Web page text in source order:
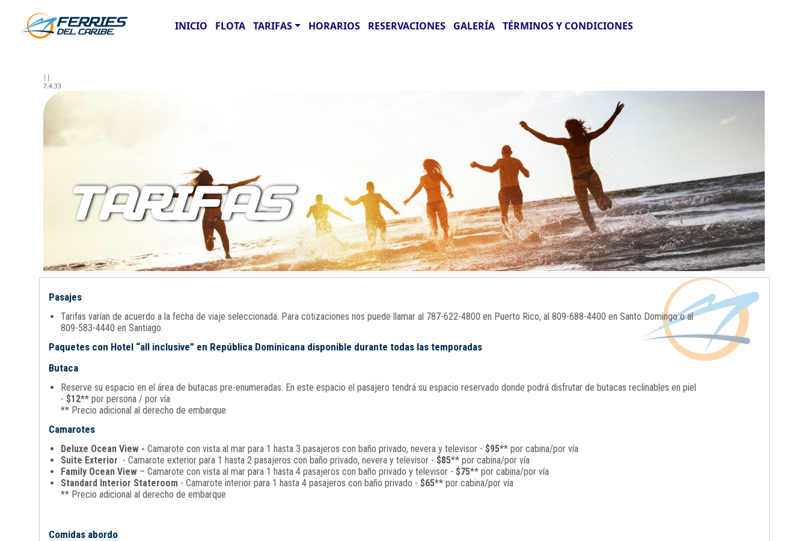
INICIO FLOTA TARIFAS HORARIOS RESERVACIONES GALERÍA TÉRMINOS Y CONDICIONES
||
7.4.33
TARIFAS
Pasajes
Tarifas varían de acuerdo a la fecha de viaje seleccionada. Para cotizaciones nos puede llamar al 787-622-4800 en Puerto Rico, al 809-688-4400 en Santo Domingo o al
809-583-4440 en Santiago.
Paquetes con Hotel “all inclusive” en República Dominicana disponible durante todas las temporadas
Butaca
Reserve su espacio en el área de butacas pre-enumeradas. En este espacio el pasajero tendrá su espacio reservado donde podrá disfrutar de butacas reclinables en piel
- $12**por persona / por vía
** Precio adicional al derecho de embarque
Camarotes
Deluxe Ocean View - Camarote con vista al mar para 1 hasta 3 pasajeros con baño privado, nevera y televisor - $95** por cabina/por vía
Suite Exterior - Camarote exterior para 1 hasta 2 pasajeros con baño privado, nevera y televisor - $85** por cabina/por vía
Family Ocean View– Camarote con vista al mar para 1 hasta 4 pasajeros con baño privado y televisor - $75** por cabina/por vía
Standard Interior Stateroom- Camarote interior para 1 hasta 4 pasajeros con baño privado - $65** por cabina/por vía
** Precio adicional al derecho de embarque
Comidas abordo